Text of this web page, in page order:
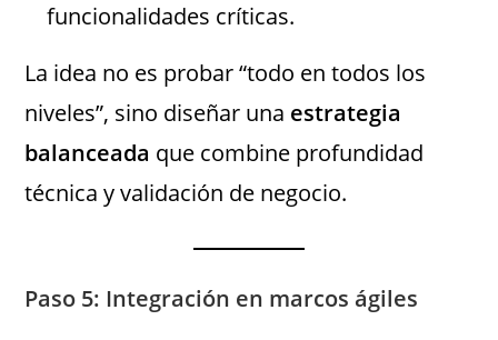
funcionalidades críticas.
La idea no es probar “todo en todos los
niveles”, sino diseñar una estrategia
balanceada que combine profundidad
técnica y validación de negocio.
Paso 5: Integración en marcos ágiles